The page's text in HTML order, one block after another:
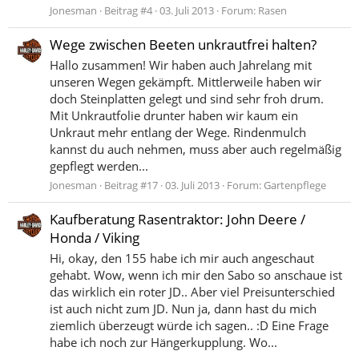
Jonesman Beitrag #4 03. Juli 2013 Forum: Rasen
Wege zwischen Beeten unkrautfrei halten?
Hallo zusammen! Wir haben auch Jahrelang mit
unseren Wegen gekämpft. Mittlerweile haben wir
doch Steinplatten gelegt und sind sehr froh drum.
Mit Unkrautfolie drunter haben wir kaum ein
Unkraut mehr entlang der Wege. Rindenmulch
kannst du auch nehmen, muss aber auch regelmäßig
gepflegt werden...
Jonesman Beitrag #17 03. Juli 2013 Forum: Gartenpflege
Kaufberatung Rasentraktor: John Deere /
Honda / Viking
Hi, okay, den 155 habe ich mir auch angeschaut
gehabt. Wow, wenn ich mir den Sabo so anschaue ist
das wirklich ein roter JD.. Aber viel Preisunterschied
ist auch nicht zum JD. Nun ja, dann hast du mich
ziemlich überzeugt würde ich sagen.. :D Eine Frage
habe ich noch zur Hängerkupplung. Wo...